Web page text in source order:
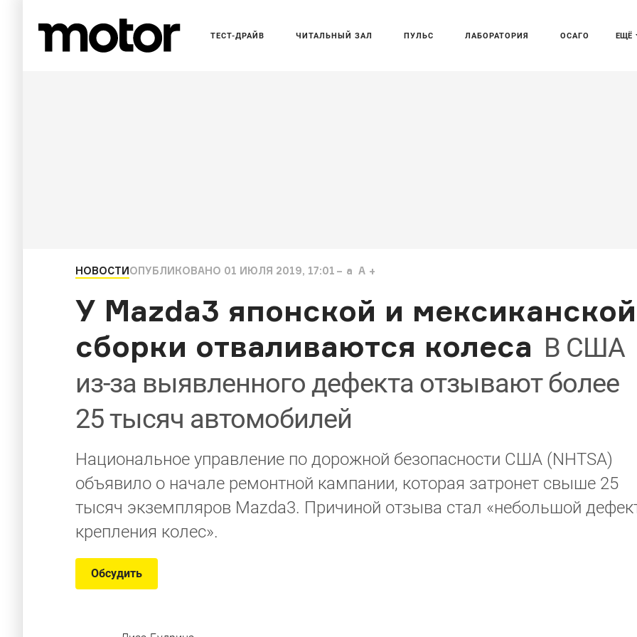
ЕЩЁ
ТЕСТ-ДРАЙВ ЧИТАЛЬНЫЙ ЗАЛ ПУЛЬС ЛАБОРАТОРИЯ ОСАГО
НОВОСТИОПУБЛИКОВАНО 01 ИЮЛЯ 2019, 17:01 a A
У Mazda3 японской и мексиканской
сборки отваливаются колеса В США
из-за выявленного дефекта отзывают более
25 тысяч автомобилей
Национальное управление по дорожной безопасности США (NHTSA)
объявило о начале ремонтной кампании, которая затронет свыше 25
тысяч экземпляров Mazda3. Причиной отзыва стал «небольшой
крепления колес».
Обсудить